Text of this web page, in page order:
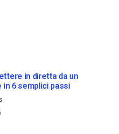
in diretta da un
in 6 semplici passi